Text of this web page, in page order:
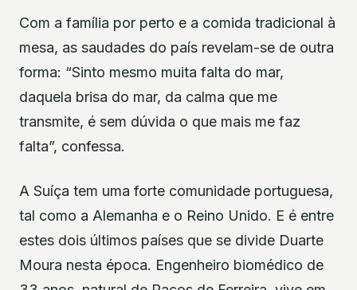
Com a família por perto e a comida tradicional à
mesa, as saudades do país revelam-se de outra
forma: “Sinto mesmo muita falta do mar,
daquela brisa do mar, da calma que me
transmite, é sem dúvida o que mais me faz
falta”, confessa.
A Suíça tem uma forte comunidade portuguesa,
tal como a Alemanha e o Reino Unido. E é entre
estes dois últimos países que se divide Duarte
Moura nesta época. Engenheiro biomédico de